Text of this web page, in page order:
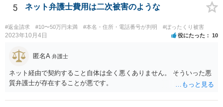
5 ネット弁護士費用は二次被害のような
#返金請求 #10〜50万円未満 #本名・住所・電話番号が判明 #ぼったくり被害
2023年10月4日 役にたった 10
匿名A 弁護士
ネット経由で契約すること自体は全く悪くありません。 そういった悪
質弁護士が存在することが悪です。